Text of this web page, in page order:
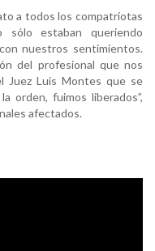
a todos los compatriotas
sólo estaban queriendo
nuestros sentimientos.
del profesional que nos
Juez Luis Montes que se
orden, fuimos liberados”,
afectados.